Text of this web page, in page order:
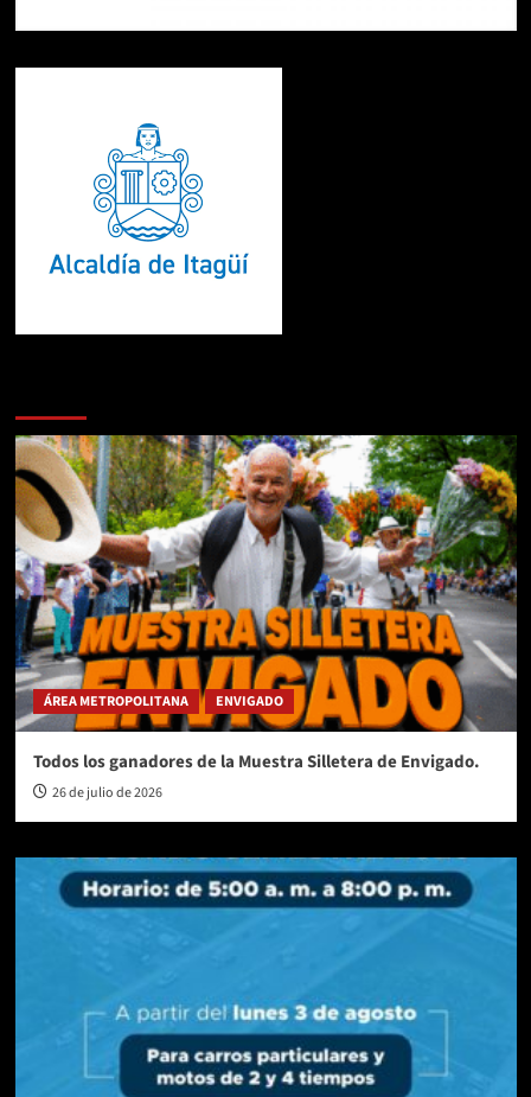
ÁREA METROPOLITANA ENVIGADO
Todos los ganadores de la Muestra Silletera de Envigado.
26 de julio de 2026